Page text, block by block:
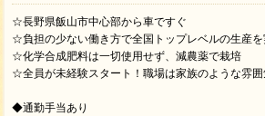
☆長野県飯山市中心部から車ですぐ
☆負担の少ない働き方で全国トップレベルの生産を
☆化学合成肥料は一切使用せず、減農薬で栽培
☆全員が未経験スタート！職場は家族のような雰囲
◆通勤手当あり